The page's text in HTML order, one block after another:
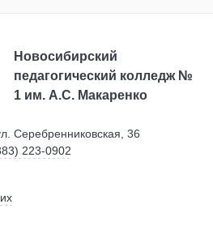
Новосибирский
педагогический колледж №
1 им. А.С. Макаренко
Серебренниковская, 36
223-0902